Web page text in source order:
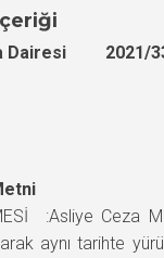
Dairesi 2021/
:Asliye Ceza
aynı tarihte